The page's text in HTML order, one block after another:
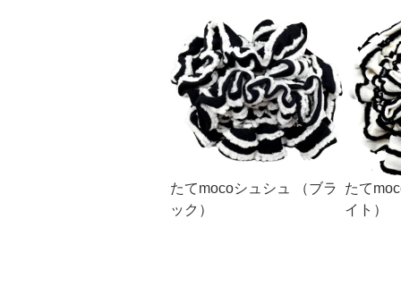
たてmocoシュシュ （ブラ
ック）
たて
イト）